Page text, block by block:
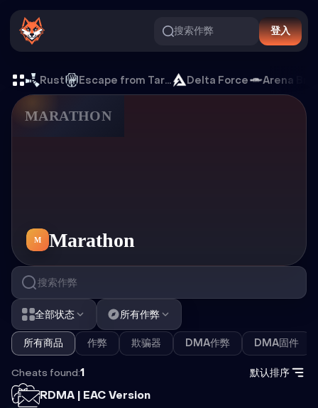
搜索作弊 登入
Marathon 游戏外挂
Rust Escape from Tarkov Delta Force Arena
MARATHON
M Marathon
全部状态 所有作弊
所有商品 作弊 欺骗器 DMA作弊 DMA固件
Cheats found:1 默认排序
RDMA | EAC Version外挂